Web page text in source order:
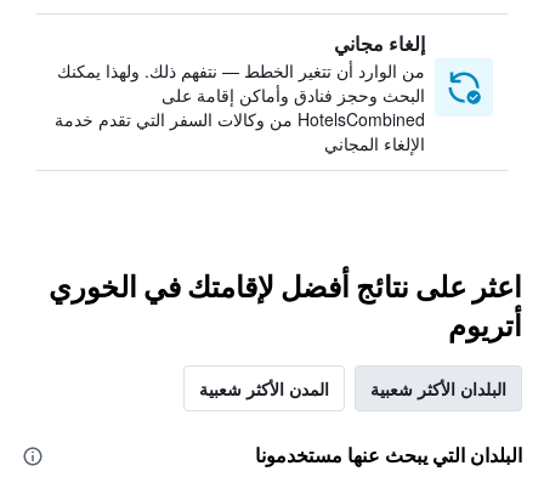
إلغاء مجاني
من الوارد أن تتغير الخطط — نتفهم ذلك. ولهذا يمكنك
البحث وحجز فنادق وأماكن إقامة على
HotelsCombined من وكالات السفر التي تقدم خدمة
الإلغاء المجاني
اعثر على نتائج أفضل لإقامتك في الخوري
أتريوم
البلدان الأكثر شعبية المدن الأكثر شعبية
البلدان التي يبحث عنها مستخدمونا